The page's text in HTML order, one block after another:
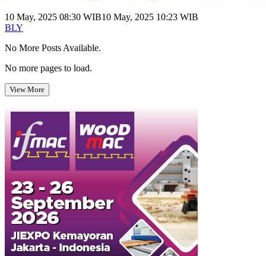
10 May, 2025 08:30 WIB10 May, 2025 10:23 WIB
BLY
No More Posts Available.
No more pages to load.
View More